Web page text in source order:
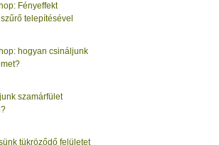
Fényeffekt
telepítésével
hogyan csináljunk
szamárfület
tükröződő felületet